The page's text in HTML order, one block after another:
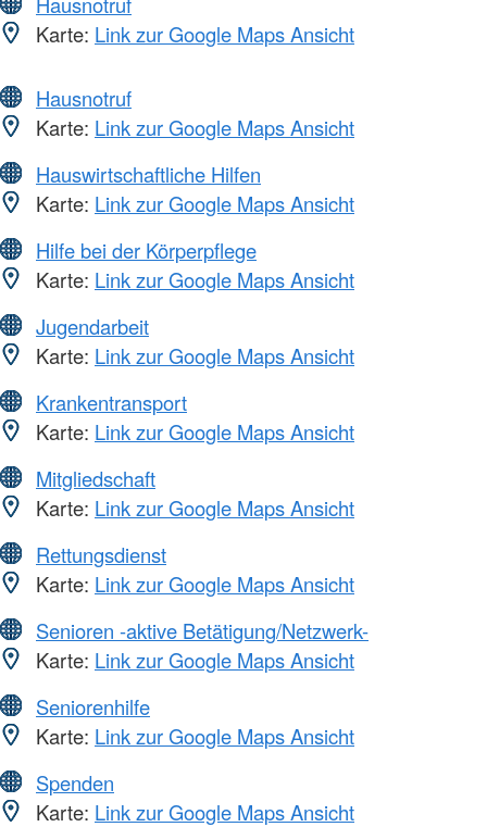
Karte: Link zur Google Maps Ansicht
Hausnotruf
Karte: Link zur Google Maps Ansicht
Hauswirtschaftliche Hilfen
Karte: Link zur Google Maps Ansicht
Hilfe bei der Körperpflege
Karte: Link zur Google Maps Ansicht
Jugendarbeit
Karte: Link zur Google Maps Ansicht
Krankentransport
Karte: Link zur Google Maps Ansicht
Mitgliedschaft
Karte: Link zur Google Maps Ansicht
Rettungsdienst
Karte: Link zur Google Maps Ansicht
Senioren -aktive Betätigung/Netzwerk-
Karte: Link zur Google Maps Ansicht
Seniorenhilfe
Karte: Link zur Google Maps Ansicht
Spenden
Karte: Link zur Google Maps Ansicht